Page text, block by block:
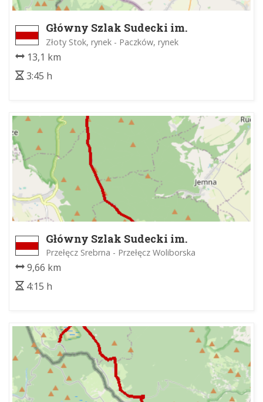
Główny Szlak Sudecki im.
Mieczysława Orłowicza
Złoty Stok, rynek - Paczków, rynek
13,1 km
3:45 h
Główny Szlak Sudecki im.
Mieczysława Orłowicza
Przełęcz Srebrna - Przełęcz Woliborska
9,66 km
4:15 h